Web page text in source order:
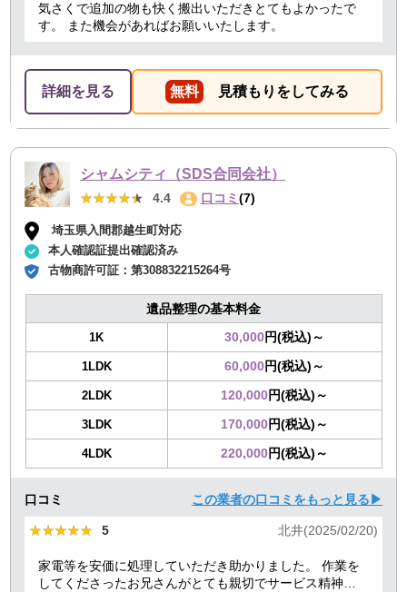
気さくで追加の物も快く搬出いただきとてもよかったで
す。 また機会があればお願いいたします。
詳細を見る 無料 見積もりをしてみる
シャムシティ（SDS合同会社）
★★★★★
★★★★★ 4.4 口コミ (7)
埼玉県入間郡越生町対応
本人確認証提出確認済み
古物商許可証：第308832215264号
遺品整理の基本料金
1K 30,000円(税込)～
1LDK 60,000円(税込)～
2LDK 120,000円(税込)～
3LDK 170,000円(税込)～
4LDK 220,000円(税込)～
口コミ この業者の口コミをもっと見る▶
★★★★★
★★★★★ 5 北井(2025/02/20)
家電等を安価に処理していただき助かりました。 作業を
してくださったお兄さんがとても親切でサービス精神溢